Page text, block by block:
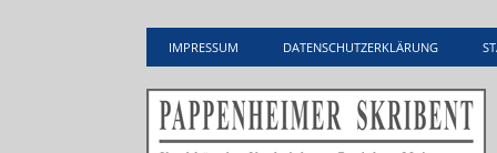
IMPRESSUM DATENSCHUTZERKLÄRUNG